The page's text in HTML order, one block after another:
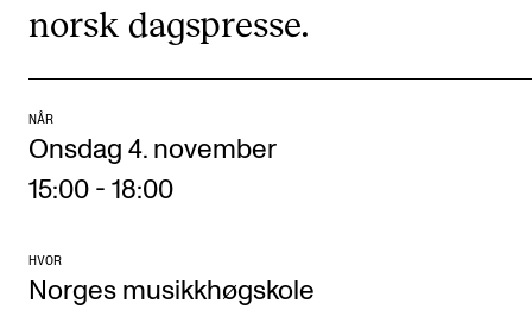
For ph.d.-programmet i kunstnerisk utviklingsarbeid
Arrangementer for ansatte
Gjennomføre konserter og arrangementer
norsk dagspresse.
NÅR
Onsdag 4. november
15:00 - 18:00
HVOR
Norges musikkhøgskole